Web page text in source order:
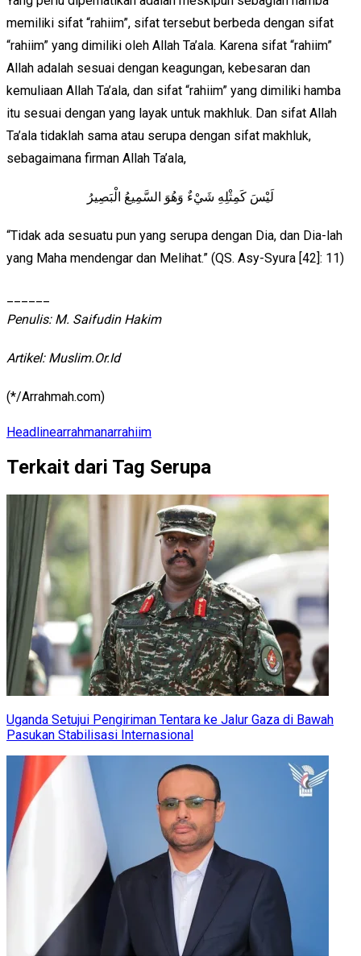
memiliki sifat “rahiim”, sifat tersebut berbeda dengan sifat
“rahiim” yang dimiliki oleh Allah Ta’ala. Karena sifat “rahiim”
Allah adalah sesuai dengan keagungan, kebesaran dan
kemuliaan Allah Ta’ala, dan sifat “rahiim” yang dimiliki hamba
itu sesuai dengan yang layak untuk makhluk. Dan sifat Allah
Ta’ala tidaklah sama atau serupa dengan sifat makhluk,
sebagaimana firman Allah Ta’ala,
لَيْسَ كَمِثْلِهِ شَيْءٌ وَهُوَ السَّمِيعُ الْبَصِيرُ
“Tidak ada sesuatu pun yang serupa dengan Dia, dan Dia-lah
yang Maha mendengar dan Melihat.” (QS. Asy-Syura [42]: 11)
Penulis: M. Saifudin Hakim
Artikel: Muslim.Or.Id
(*/Arrahmah.com)
Headlinearrahmanarrahiim
Terkait dari Tag Serupa
Uganda Setujui Pengiriman Tentara ke Jalur Gaza di Bawah
Pasukan Stabilisasi Internasional